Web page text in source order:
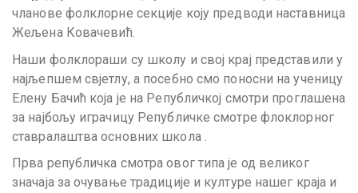
чланове фолклорне секције коју предводи наставница
Жељена Ковачевић.
Наши фолклораши су школу и свој крај представили у
најљепшем свјетлу, а посебно смо поносни на ученицу
Елену Бачић која је на Републичкој смотри проглашена
за најбољу играчицу Републичке смотре флоклорног
ставралаштва oсновних школа .
Прва републичка смотра овог типа је од великог
значаја за очување традиције и културе нашег краја и